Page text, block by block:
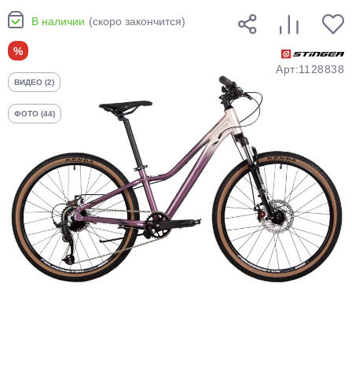
В наличии (скоро закончится)
%
ВИДЕО (2)
ФОТО (44)
Арт:1128838
График платежей
25%
Добавляйте товары
в корзину
Оплачивайте сегодня только
25% картой любого банка